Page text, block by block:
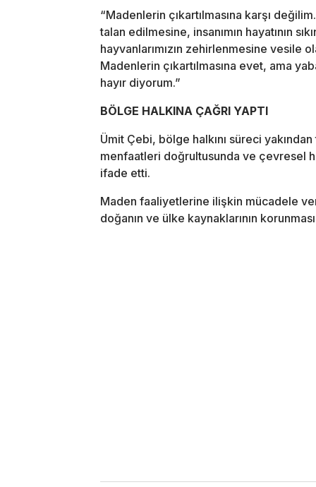
“Madenlerin çıkartılmasına karşı
talan edilmesine, insanımın hayatının
hayvanlarımızın zehirlenmesine vesile
Madenlerin çıkartılmasına evet, ama
hayır diyorum.”
BÖLGE HALKINA ÇAĞRI YAPTI
Ümit Çebi, bölge halkını süreci
menfaatleri doğrultusunda ve çevresel
ifade etti.
Maden faaliyetlerine ilişkin mücadele
doğanın ve ülke kaynaklarının